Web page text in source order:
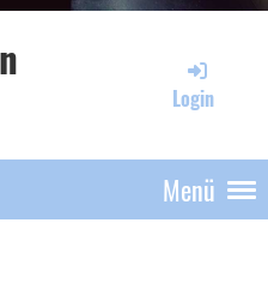
Login
Menü